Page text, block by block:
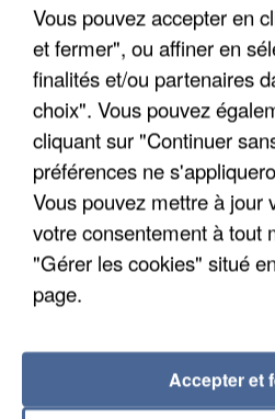
APRÈS TOUTES CES
DE FAUNE SAUVAGE SONT...
Vous pouvez accepter en
et fermer", ou affiner en
finalités et/ou partenaires
choix". Vous pouvez
cliquant sur "Continuer
préférences ne
Vous pouvez mettre à jour
votre consentement à tout
"Gérer les cookies" situé
page.
Accepter et